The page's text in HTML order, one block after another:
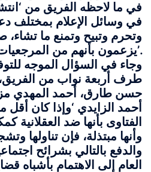
في ما لاحظه الفريق من
في وسائل الإعلام بمختلف
وتحرم وتبيح وتمنع ما
يزعمون بأنهم من المرجعيات الدينية في البلاد’.
وجاء في السؤال الموجه
طرف أربعة نواب من
حسن طارق، أحمد المهدي
أحمد الزايدي ‘وإذا كان
الفتاوى بأنها ضد العقلانية
وأنها مبتذلة، فإن تناولها
والدفع بالتالي بشرائح
العام إلى الاهتمام بأشباه